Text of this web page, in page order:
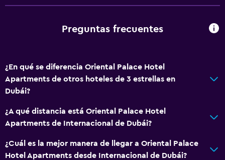
Preguntas frecuentes
¿En qué se diferencia Oriental Palace Hotel
Apartments de otros hoteles de 3 estrellas en
Dubái?
¿A qué distancia está Oriental Palace Hotel
Apartments de Internacional de Dubái?
¿Cuál es la mejor manera de llegar a Oriental Palace
Hotel Apartments desde Internacional de Dubái?